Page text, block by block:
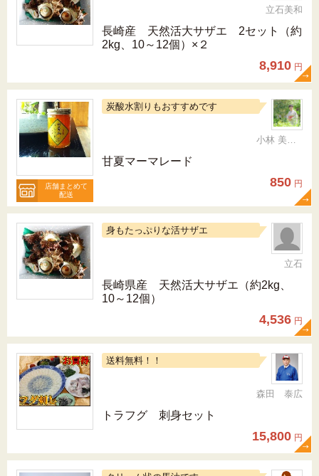
立石美和
長崎産 天然活大サザエ 2セット（約
2kg、10～12個）×２
8,910 円
店舗まとめて
配送
炭酸水割りもおすすめです
小林 美智代
甘夏マーマレード
850 円
身もたっぷりな活サザエ
立石
長崎県産 天然活大サザエ（約2kg、
10～12個）
4,536 円
送料無料！！
森田 泰広
トラフグ 刺身セット
15,800 円